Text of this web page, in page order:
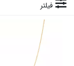
اعطای نمایندگی
تماس با ما
فیلتر